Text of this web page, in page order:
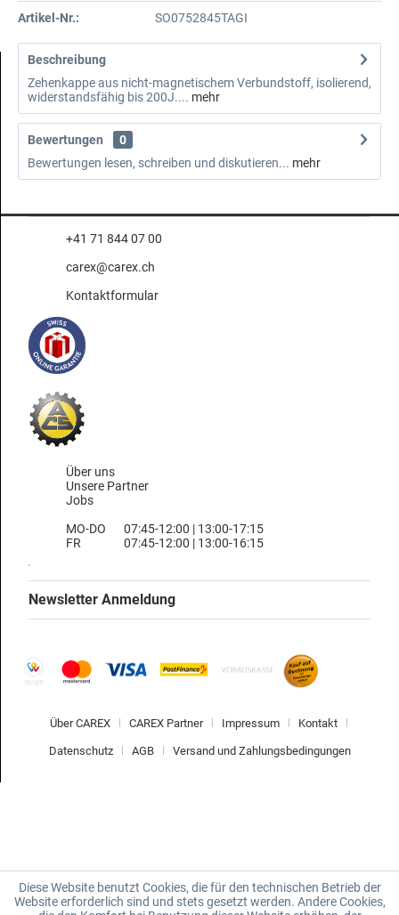
Artikel-Nr.: SO0752845TAGI
Beschreibung
Zehenkappe aus nicht-magnetischem Verbundstoff, isolierend,
widerstandsfähig bis 200J.... mehr
Bewertungen
0
Bewertungen lesen, schreiben und diskutieren... mehr
+41 71 844 07 00
carex@carex.ch
Kontaktformular
Über uns
Unsere Partner
Jobs
MO-DO
FR
07:45-12:00 | 13:00-17:15
07:45-12:00 | 13:00-16:15
Newsletter Anmeldung
Über CAREX CAREX Partner Impressum Kontakt
Datenschutz AGB Versand und Zahlungsbedingungen
Diese Website benutzt Cookies, die für den technischen Betrieb der
Website erforderlich sind und stets gesetzt werden. Andere Cookies,